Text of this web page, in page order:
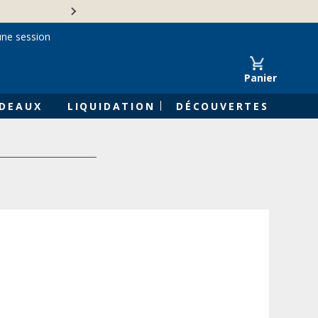
Panier
LIQUIDATION DÉCOUVERTES
session